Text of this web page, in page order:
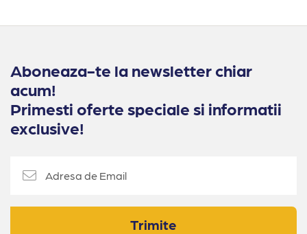
Aboneaza-te la newsletter chiar
acum!
Primesti oferte speciale si informatii
exclusive!
Trimite